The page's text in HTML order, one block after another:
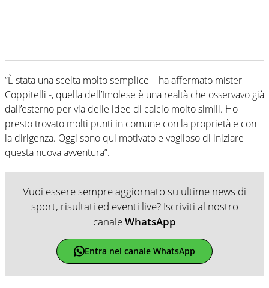
“È stata una scelta molto semplice – ha affermato mister
Coppitelli -, quella dell’Imolese è una realtà che osservavo già
dall’esterno per via delle idee di calcio molto simili. Ho
presto trovato molti punti in comune con la proprietà e con
la dirigenza. Oggi sono qui motivato e voglioso di iniziare
questa nuova avventura”.
Vuoi essere sempre aggiornato su ultime news di
sport, risultati ed eventi live? Iscriviti al nostro
canaleWhatsApp
Entra nel canale WhatsApp